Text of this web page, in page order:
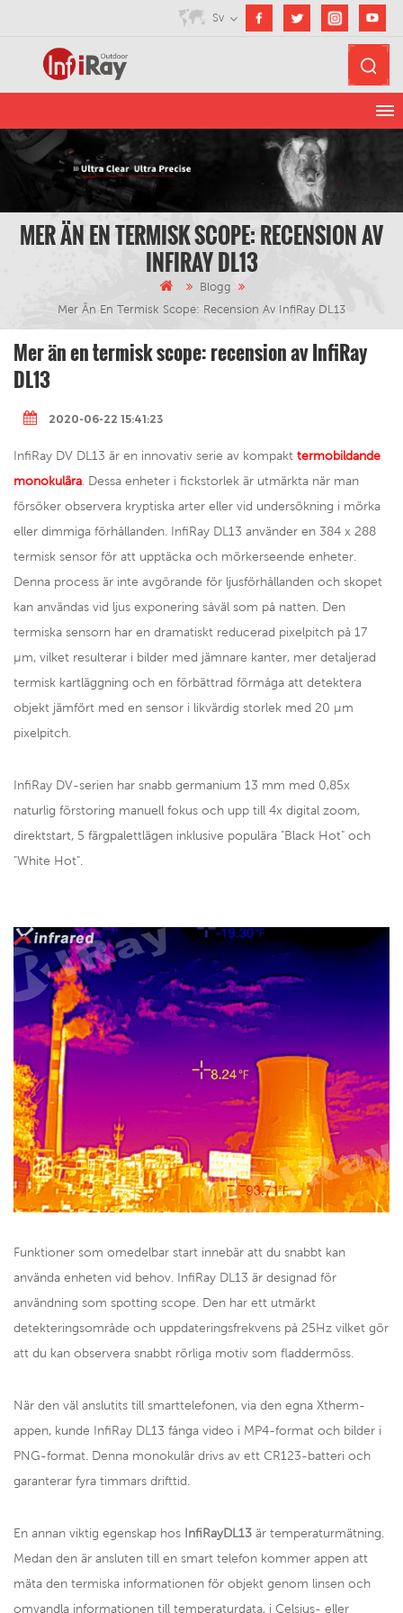
Sv
MER ÄN EN TERMISK SCOPE: RECENSION AV
INFIRAY DL13
Blogg
Mer Än En Termisk Scope: Recension Av InfiRay DL13
Mer än en termisk scope: recension av InfiRay
DL13
2020-06-22 15:41:23
InfiRay DV DL13 är en innovativ serie av kompakt termobildande
monokulära. Dessa enheter i fickstorlek är utmärkta när man
försöker observera kryptiska arter eller vid undersökning i mörka
eller dimmiga förhållanden. InfiRay DL13 använder en 384 x 288
termisk sensor för att upptäcka och mörkerseende enheter.
Denna process är inte avgörande för ljusförhållanden och skopet
kan användas vid ljus exponering såväl som på natten. Den
termiska sensorn har en dramatiskt reducerad pixelpitch på 17
µm, vilket resulterar i bilder med jämnare kanter, mer detaljerad
termisk kartläggning och en förbättrad förmåga att detektera
objekt jämfört med en sensor i likvärdig storlek med 20 µm
pixelpitch.
InfiRay DV-serien har snabb germanium 13 mm med 0,85x
naturlig förstoring manuell fokus och upp till 4x digital zoom,
direktstart, 5 färgpalettlägen inklusive populära "Black Hot" och
"White Hot".
Funktioner som omedelbar start innebär att du snabbt kan
använda enheten vid behov. InfiRay DL13 är designad för
användning som spotting scope. Den har ett utmärkt
detekteringsområde och uppdateringsfrekvens på 25Hz vilket gör
att du kan observera snabbt rörliga motiv som fladdermöss.
När den väl anslutits till smarttelefonen, via den egna Xtherm-
appen, kunde InfiRay DL13 fånga video i MP4-format och bilder i
PNG-format. Denna monokulär drivs av ett CR123-batteri och
garanterar fyra timmars drifttid.
En annan viktig egenskap hos InfiRayDL13 är temperaturmätning.
Medan den är ansluten till en smart telefon kommer appen att
mäta den termiska informationen för objekt genom linsen och
omvandla informationen till temperaturdata, i Celsius- eller